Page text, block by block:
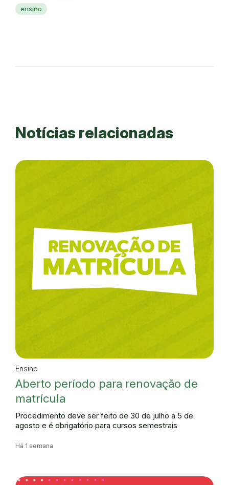
ensino
Notícias relacionadas
Ensino
Aberto período para renovação de
matrícula
Procedimento deve ser feito de 30 de julho a 5 de
agosto e é obrigatório para cursos semestrais
Há 1 semana